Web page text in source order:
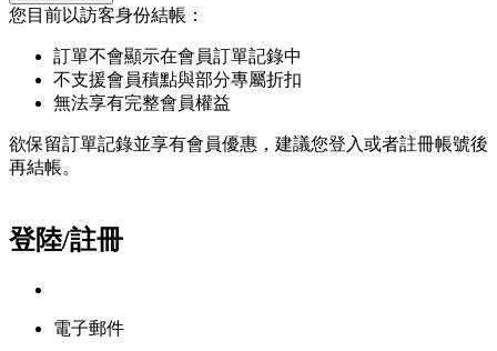
您目前以訪客身份結帳：
訂單不會顯示在會員訂單記錄中
不支援會員積點與部分專屬折扣
無法享有完整會員權益
欲保留訂單記錄並享有會員優惠，建議您登入或者註冊帳號後
再結帳。
登陸/註冊
電子郵件